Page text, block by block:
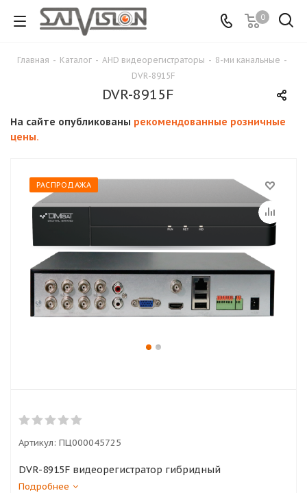
0
Главная - Каталог - АНD видеорегистраторы - 8-ми канальные -
DVR-8915F
DVR-8915F
На сайте опубликованы рекомендованные розничные
цены.
РАСПРОДАЖА
Артикул: ПЦ000045725
DVR-8915F видеорегистратор гибридный
Подробнее